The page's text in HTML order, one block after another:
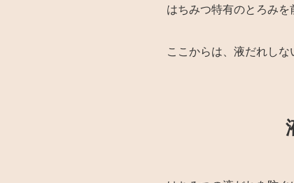
はちみつ特有のとろみを
ここからは、液だれし